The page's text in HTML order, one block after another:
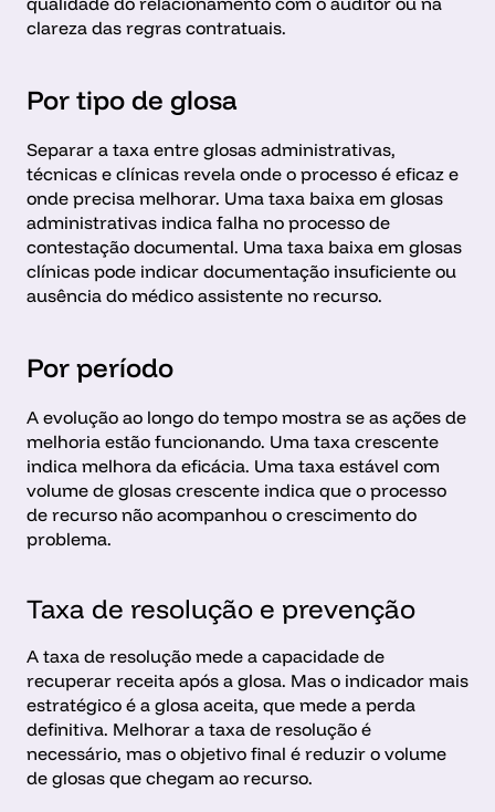
clareza das regras contratuais.
Por tipo de glosa
Separar a taxa entre glosas administrativas,
técnicas e clínicas revela onde o processo é eficaz e
onde precisa melhorar. Uma taxa baixa em glosas
administrativas indica falha no processo de
contestação documental. Uma taxa baixa em glosas
clínicas pode indicar documentação insuficiente ou
ausência do médico assistente no recurso.
Por período
A evolução ao longo do tempo mostra se as ações de
melhoria estão funcionando. Uma taxa crescente
indica melhora da eficácia. Uma taxa estável com
volume de glosas crescente indica que o processo
de recurso não acompanhou o crescimento do
problema.
Taxa de resolução e prevenção
A taxa de resolução mede a capacidade de
recuperar receita após a glosa. Mas o indicador mais
estratégico é a glosa aceita, que mede a perda
definitiva. Melhorar a taxa de resolução é
necessário, mas o objetivo final é reduzir o volume
de glosas que chegam ao recurso.